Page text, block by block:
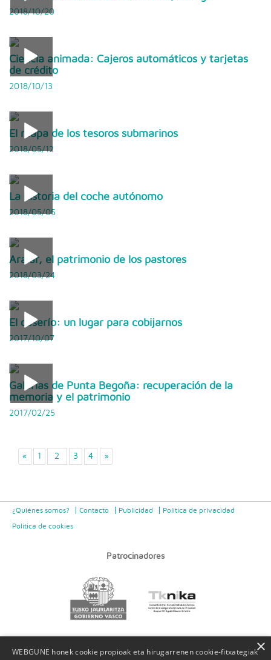
2018/10/20
Ciencia animada: Cajeros automáticos y tarjetas
de crédito
2018/10/13
El mapa de los tesoros submarinos
2018/05/12
La historia del coche autónomo
2018/05/05
Aralar, el patrimonio de los pastores
2018/03/24
El caserío: un lugar para cobijarnos
2017/10/07
Galerias de Punta Begoña: recuperación de la
memoria y el patrimonio
2017/02/25
« 1 2 3 4 »
¿Quiénes somos? Contacto Publicidad Politica de privacidad
Política de cookies
Patrocinadores
WEBGUNE honek cookie propioak eta hirugarrenen cookie-fitxategiak×